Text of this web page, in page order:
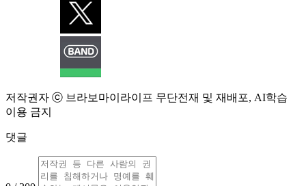
저작권자 ⓒ 브라보마이라이프 무단전재 및 재배포, AI학습
이용 금지
댓글